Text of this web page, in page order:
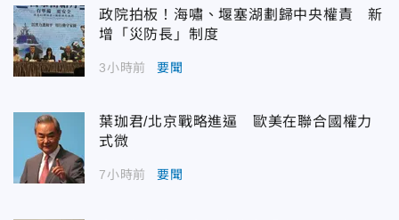
政院拍板！海嘯、堰塞湖劃歸中央權責 新
增「災防長」制度
3小時前 要聞
葉珈君/北京戰略進逼 歐美在聯合國權力
式微
7小時前 要聞